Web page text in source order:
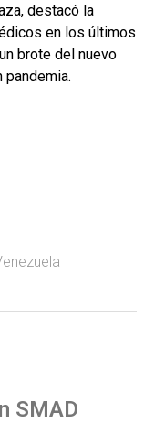
destacó la
en los últimos
brote del nuevo
SMAD